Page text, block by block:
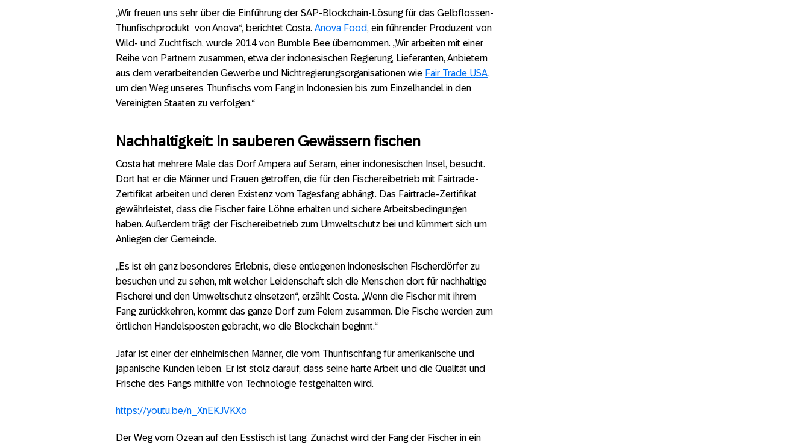
„Wir freuen uns sehr über die Einführung der SAP-Blockchain-Lösung für das Gelbflossen-
Thunfischprodukt von Anova“, berichtet Costa. Anova Food, ein führender Produzent von
Wild- und Zuchtfisch, wurde 2014 von Bumble Bee übernommen. „Wir arbeiten mit einer
Reihe von Partnern zusammen, etwa der indonesischen Regierung, Lieferanten, Anbietern
aus dem verarbeitenden Gewerbe und Nichtregierungsorganisationen wie Fair Trade USA,
um den Weg unseres Thunfischs vom Fang in Indonesien bis zum Einzelhandel in den
Vereinigten Staaten zu verfolgen.“
Nachhaltigkeit: In sauberen Gewässern fischen
Costa hat mehrere Male das Dorf Ampera auf Seram, einer indonesischen Insel, besucht.
Dort hat er die Männer und Frauen getroffen, die für den Fischereibetrieb mit Fairtrade-
Zertifikat arbeiten und deren Existenz vom Tagesfang abhängt. Das Fairtrade-Zertifikat
gewährleistet, dass die Fischer faire Löhne erhalten und sichere Arbeitsbedingungen
haben. Außerdem trägt der Fischereibetrieb zum Umweltschutz bei und kümmert sich um
Anliegen der Gemeinde.
„Es ist ein ganz besonderes Erlebnis, diese entlegenen indonesischen Fischerdörfer zu
besuchen und zu sehen, mit welcher Leidenschaft sich die Menschen dort für nachhaltige
Fischerei und den Umweltschutz einsetzen“, erzählt Costa. „Wenn die Fischer mit ihrem
Fang zurückkehren, kommt das ganze Dorf zum Feiern zusammen. Die Fische werden zum
örtlichen Handelsposten gebracht, wo die Blockchain beginnt.“
Jafar ist einer der einheimischen Männer, die vom Thunfischfang für amerikanische und
japanische Kunden leben. Er ist stolz darauf, dass seine harte Arbeit und die Qualität und
Frische des Fangs mithilfe von Technologie festgehalten wird.
https://youtu.be/n_XnEKJVKXo
Der Weg vom Ozean auf den Esstisch ist lang. Zunächst wird der Fang der Fischer in ein